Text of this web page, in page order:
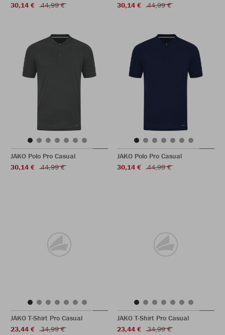
30,14 €
44,99 €
30,14 €
44,99 €
JAKO Polo Pro Casual
30,14 €
44,99 €
JAKO Polo Pro Casual
30,14 €
44,99 €
JAKO T-Shirt Pro Casual
23,44 €
34,99 €
JAKO T-Shirt Pro Casual
23,44 €
34,99 €